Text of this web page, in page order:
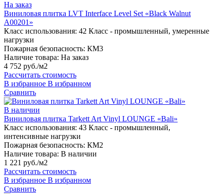
На заказ
Виниловая плитка LVT Interface Level Set «Black Walnut
A00201»
Класс использования: 42 Класс - промышленный, умеренные
нагрузки
Пожарная безопасность: КМ3
Наличие товара: На заказ
4 752 руб./м2
Рассчитать стоимость
В избранное В избранном
Сравнить
В наличии
Виниловая плитка Tarkett Art Vinyl LOUNGE «Bali»
Класс использования: 43 Класс - промышленный,
интенсивные нагрузки
Пожарная безопасность: КМ2
Наличие товара: В наличии
1 221 руб./м2
Рассчитать стоимость
В избранное В избранном
Сравнить